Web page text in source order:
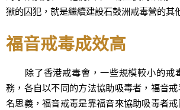
獄的囚犯，就是繼續建設石鼓洲戒毒營的其
福音戒毒成效高
除了香港戒毒會，一些規模較小的戒
務，各自以不同的方法協助吸毒者，福音
名思義，福音戒毒是靠福音來協助吸毒者